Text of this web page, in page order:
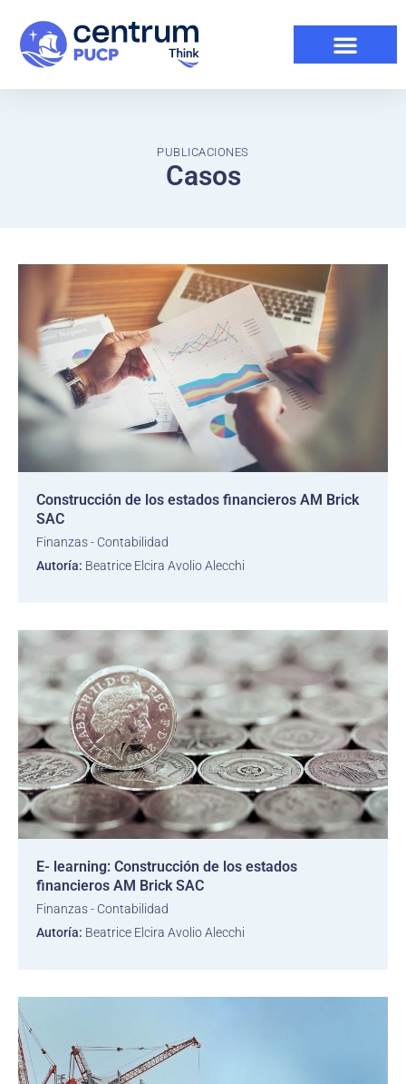
PUBLICACIONES
Casos
Construcción de los estados financieros AM Brick
SAC
Finanzas - Contabilidad
Autoría: Beatrice Elcira Avolio Alecchi
E- learning: Construcción de los estados
financieros AM Brick SAC
Finanzas - Contabilidad
Autoría: Beatrice Elcira Avolio Alecchi